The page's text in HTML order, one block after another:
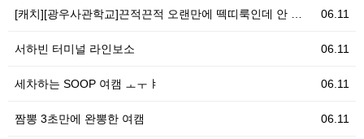
06.11
[캐치][광우사관학교]끈적끈적 오랜만에 떽띠룩인데 안 …
06.11
서하빈 터미널 라인보소
06.11
세차하는 SOOP 여캠 ㅗㅜㅑ
06.11
짬뽕 3초만에 완뽕한 여캠